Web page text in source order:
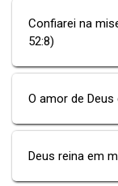
Confiarei na
52:8)
O amor de
Deus reina em